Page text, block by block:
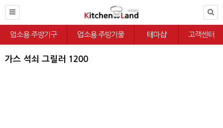
업소용 주방기구 업소용 주방기물 테마샵 고객센터
가스 석쇠 그릴러 1200